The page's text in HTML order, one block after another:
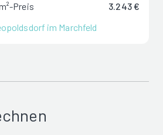
Preis
3.243 €
im Marchfeld